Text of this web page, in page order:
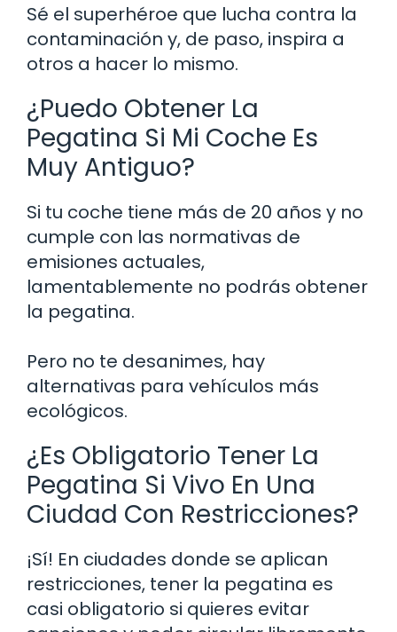
Sé el superhéroe que lucha contra la
contaminación y, de paso, inspira a
otros a hacer lo mismo.
¿Puedo Obtener La
Pegatina Si Mi Coche Es
Muy Antiguo?
Si tu coche tiene más de 20 años y no
cumple con las normativas de
emisiones actuales,
lamentablemente no podrás obtener
la pegatina.
Pero no te desanimes, hay
alternativas para vehículos más
ecológicos.
¿Es Obligatorio Tener La
Pegatina Si Vivo En Una
Ciudad Con Restricciones?
¡Sí! En ciudades donde se aplican
restricciones, tener la pegatina es
casi obligatorio si quieres evitar